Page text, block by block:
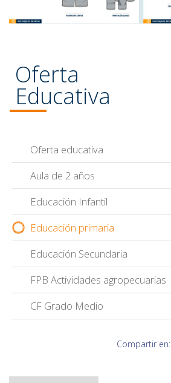
Oferta
Educativa
Oferta educativa
Aula de 2 años
Educación Infantil
Educación primaria
Educación Secundaria
FPB Actividades agropecuarias
CF Grado Medio
Compartir en: